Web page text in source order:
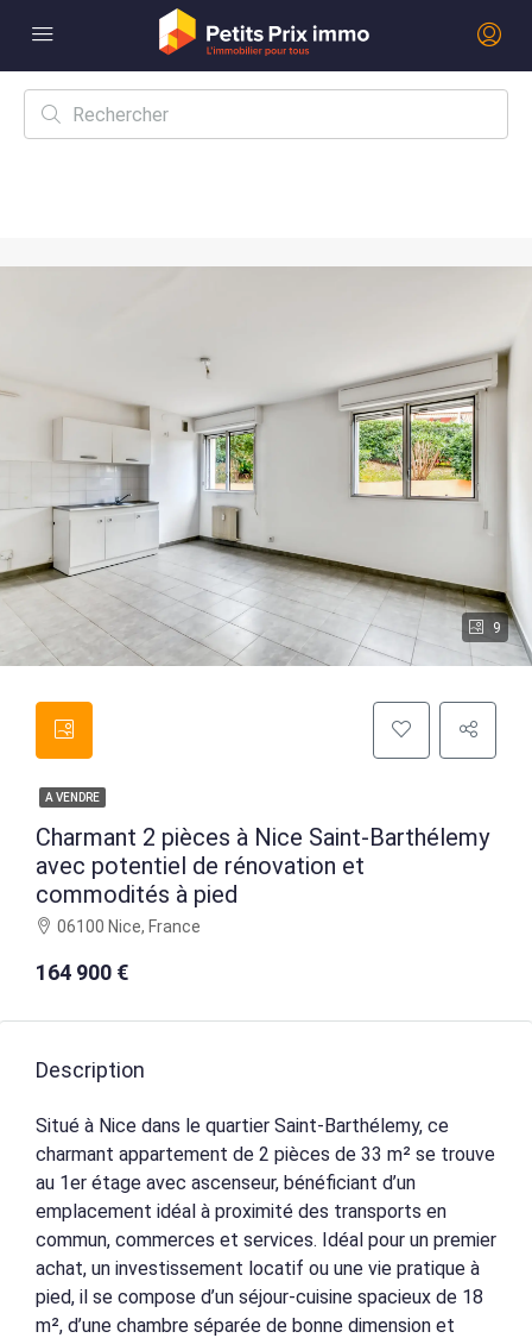
9
A VENDRE
Charmant 2 pièces à Nice Saint-Barthélemy
avec potentiel de rénovation et
commodités à pied
06100 Nice, France
164 900 €
Description
Situé à Nice dans le quartier Saint-Barthélemy, ce
charmant appartement de 2 pièces de 33 m² se trouve
au 1er étage avec ascenseur, bénéficiant d’un
emplacement idéal à proximité des transports en
commun, commerces et services. Idéal pour un premier
achat, un investissement locatif ou une vie pratique à
pied, il se compose d’un séjour-cuisine spacieux de 18
m², d’une chambre séparée de bonne dimension et